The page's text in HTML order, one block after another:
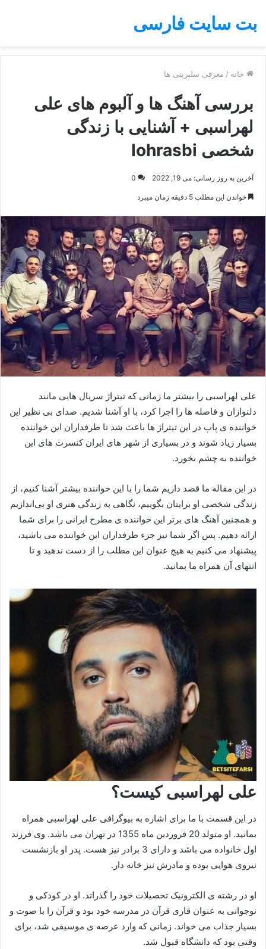
بت سایت فارسی
خانه / معرفی سلبریتی ها
بررسی آهنگ ها و آلبوم های علی
لهراسبی + آشنایی با زندگی
شخصی lohrasbi
آخرین به روز رسانی: می 19, 2022 0
خواندن این مطلب 5 دقیقه زمان میبرد
علی لهراسبی را بیشتر ما زمانی که تیتراژ سریال هایی مانند
دلنوازان و فاصله ها را اجرا کرد، با او آشنا شدیم. صدای بی نظیر این
خواننده ی پاپ در این تیتراژ ها باعث شد تا طرفداران این خواننده
بسیار زیاد شوند و در بسیاری از شهر های ایران کنسرت های این
خواننده به چشم بخورد.
در این مقاله ما قصد داریم شما را با این خواننده بیشتر آشنا کنیم، از
زندگی شخصی او برایتان بگوییم، نگاهی به زندگی هنری او بی‌اندازیم
و همچنین آهنگ های برتر این خواننده ی مطرح ایرانی را برای شما
ارائه دهیم. پس اگر شما نیز جزء طرفداران این خواننده می باشید،
پیشنهاد می کنیم به هیچ عنوان این مطلب را از دست ندهید و تا
انتهای آن همراه ما بمانید.
علی لهراسبی کیست؟
در این قسمت با ما برای اشاره به بیوگرافی علی لهراسبی همراه
بمانید. او متولد 20 فروردین ماه 1355 در تهران می باشد. وی فرزند
اول خانواده می باشد و دارای 3 برادر نیز هست. پدر او بازنشست
نیروی هوایی بوده و مادرش نیز خانه دار.
او در رشته ی الکترونیک تحصیلات خود را گذراند. او در کودکی و
نوجوانی به عنوان قاری قرآن در مدرسه خود بود و قرآن را با صوت و
بسیار جذاب می خواند. زمانی که وارد عرصه ی موسیقی شد، برای
وقتی بود که دانشگاه قبول شد.